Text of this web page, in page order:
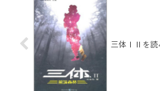
三体ⅠⅡを読